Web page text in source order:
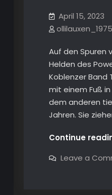
April 15, 2023
ollilauxen_1975
Auf den Spuren
Helden des
Koblenzer Band
mit einem Fuß
dem anderen
Jahren. Sie
Continue
Leave a